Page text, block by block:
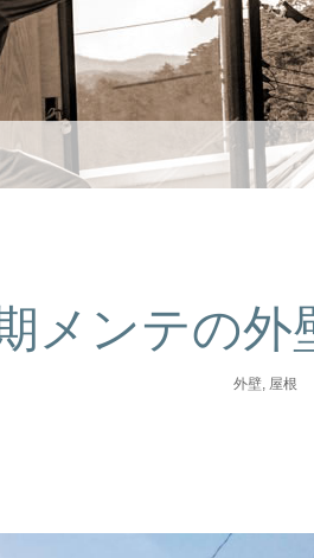
メンテの外
外壁, 屋根